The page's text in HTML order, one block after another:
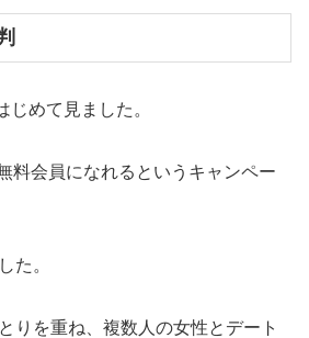
じめて見ました。
料会員になれるというキャンペー
た。
りを重ね、複数人の女性とデート